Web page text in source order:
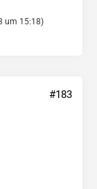
um 15:18)
#183